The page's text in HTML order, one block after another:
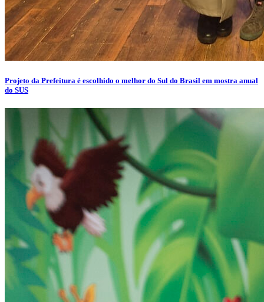
Projeto da Prefeitura é escolhido o melhor do Sul do Brasil em mostra anual
do SUS